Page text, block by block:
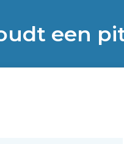
een